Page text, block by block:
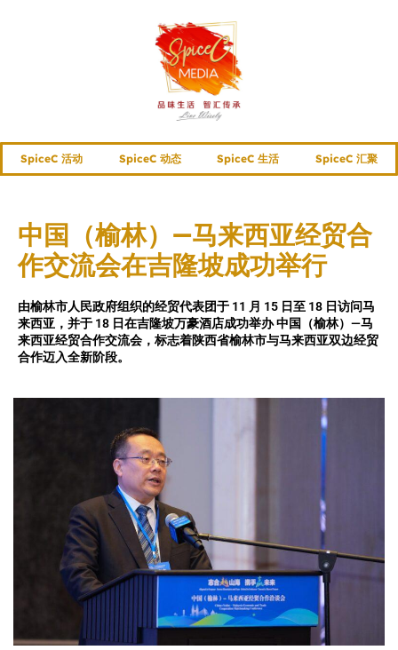
SpiceC 活动 SpiceC 动态 SpiceC 生活 SpiceC 汇聚
中国（榆林）—马来西亚经贸合
作交流会在吉隆坡成功举行
由榆林市人民政府组织的经贸代表团于 11 月 15 日至 18 日访问马
来西亚，并于 18 日在吉隆坡万豪酒店成功举办 中国（榆林）—马
来西亚经贸合作交流会，标志着陕西省榆林市与马来西亚双边经贸
合作迈入全新阶段。